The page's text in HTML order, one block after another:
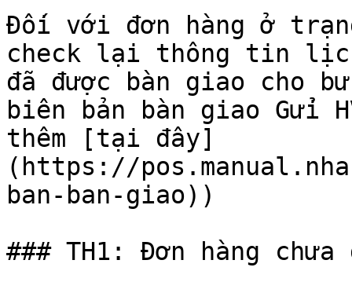
Đối với đơn hàng ở
check lại thông tin
đã được bàn giao cho
biên bản bàn giao Gửi
thêm [tại đây]
(https://
ban-ban-giao))
### TH1: Đơn hàng